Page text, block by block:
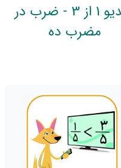
ویدیو 1 از 3 - ضرب در
مضرب ده